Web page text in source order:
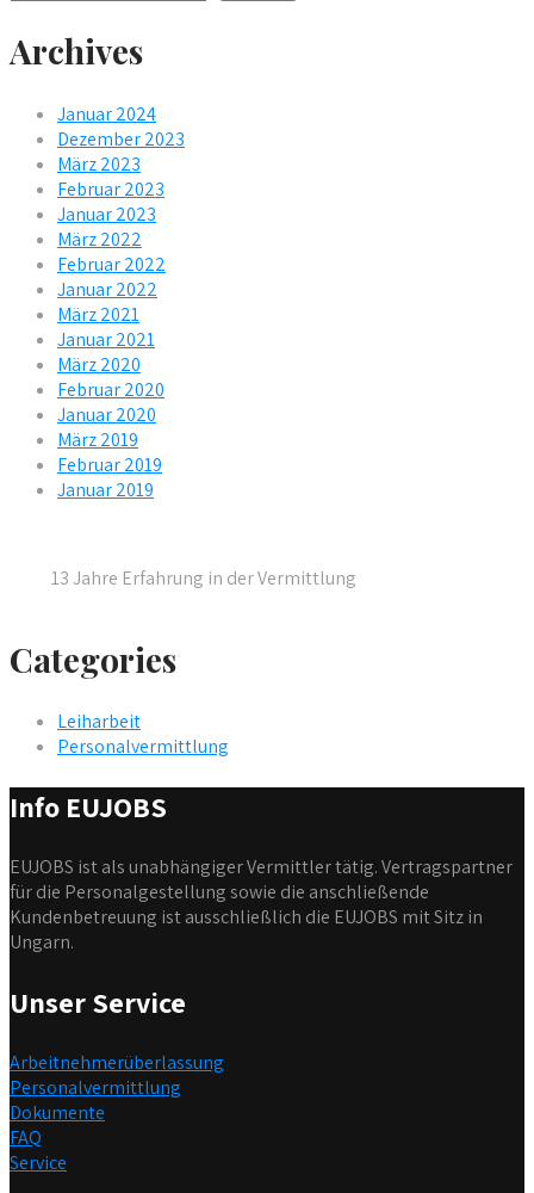
Archives
Januar 2024
Dezember 2023
März 2023
Februar 2023
Januar 2023
März 2022
Februar 2022
Januar 2022
März 2021
Januar 2021
März 2020
Februar 2020
Januar 2020
März 2019
Februar 2019
Januar 2019
13 Jahre Erfahrung in der Vermittlung
Categories
Leiharbeit
Personalvermittlung
Info EUJOBS
EUJOBS ist als unabhängiger Vermittler tätig. Vertragspartner
für die Personalgestellung sowie die anschließende
Kundenbetreuung ist ausschließlich die EUJOBS mit Sitz in
Ungarn.
Unser Service
Arbeitnehmerüberlassung
Personalvermittlung
Dokumente
FAQ
Service